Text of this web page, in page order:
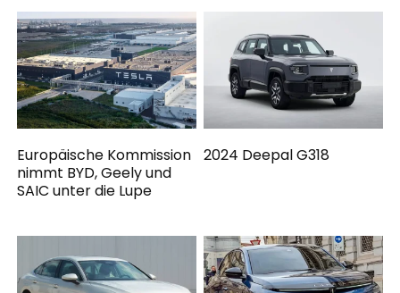
Europäische Kommission
nimmt BYD, Geely und
SAIC unter die Lupe
2024 Deepal G318